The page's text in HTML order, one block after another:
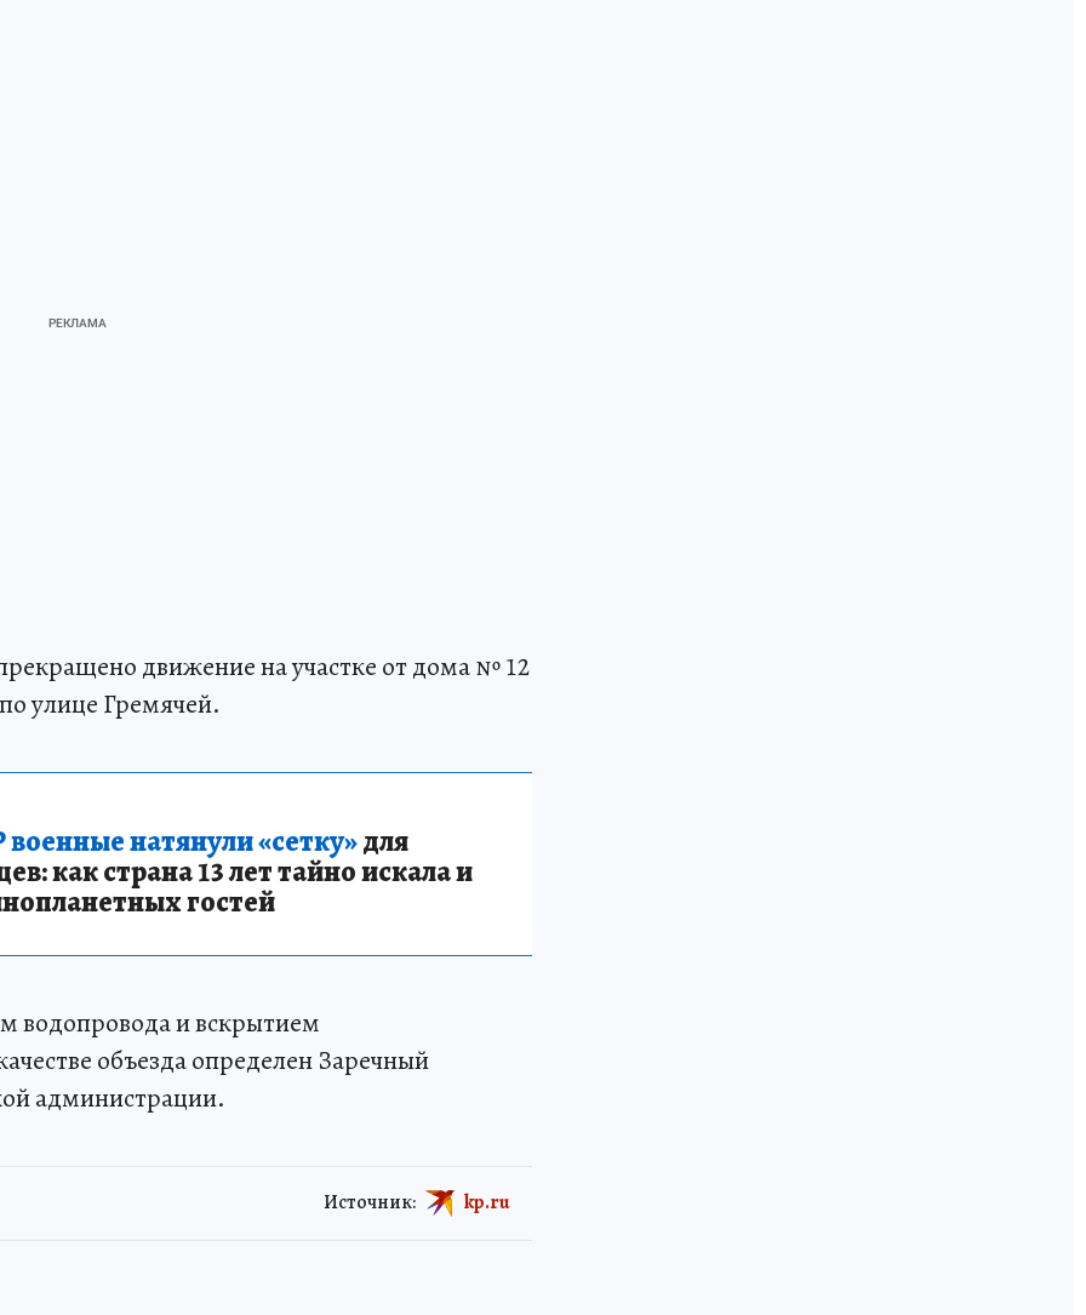
движение на участке от дома № 12
улице Гремячей.
натянули «сетку»для
как страна 13 лет тайно искала и
гостей
водопровода и вскрытием
объезда определен Заречный
администрации.
Источник: kp.ru